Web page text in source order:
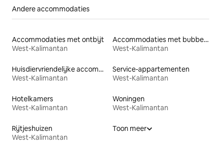
Andere accommodaties
Accommodaties met ontbijt
West-Kalimantan
Accommodaties met bubbelbad
West-Kalimantan
Huisdiervriendelijke accommodaties
West-Kalimantan
Service-appartementen
West-Kalimantan
Hotelkamers
West-Kalimantan
Woningen
West-Kalimantan
Rijtjeshuizen
West-Kalimantan
Toon meer